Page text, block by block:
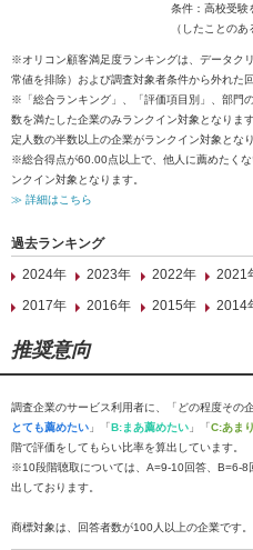
条件：高校受験
（したことの
※オリコン顧客満足度ランキングは、データク
常値を排除）および調査対象者条件から外れた
※「総合ランキング」、「評価項目別」、部門
数を満たした企業のみランクイン対象となりま
定人数の半数以上の企業がランクイン対象となり
※総合得点が60.00点以上で、他人に薦めたく
ンクイン対象となります。
≫ 詳細はこちら
過去ランキング
2024年
2023年 2022年 2021
2017年
2016年 2015年 2014
推奨意向
調査企業のサービス利用者に、「どの程度その
とても薦めたい 」「B:まあ薦めたい 」「C:あま
階で評価をしてもらい比率を算出しています。
※10段階聴取については、A=9-10回答、B=6-8
出しております。
商標対象は、回答者数が100人以上の企業です。